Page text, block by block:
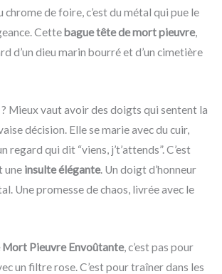
chrome de foire, c’est du métal qui pue le
Cette bague tête de mort pieuvre,
d’un dieu marin bourré et d’un cimetière
Mieux vaut avoir des doigts qui sentent la
décision. Elle se marie avec du cuir,
regard qui dit “viens, j’t’attends”. C’est
une insulte élégante. Un doigt d’honneur
Une promesse de chaos, livrée avec le
Mort Pieuvre Envoûtante, c’est pas pour
un filtre rose. C’est pour traîner dans les